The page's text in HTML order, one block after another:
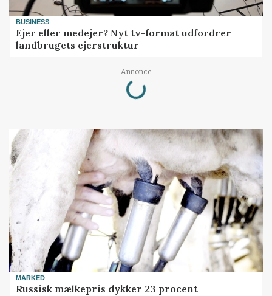
BUSINESS
Ejer eller medejer? Nyt tv-format udfordrer
landbrugets ejerstruktur
Annonce
Loading...
MARKED
Russisk mælkepris dykker 23 procent